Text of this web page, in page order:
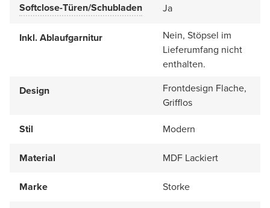
Softclose-Türen/Schubladen Ja
Inkl. Ablaufgarnitur
Nein, Stöpsel im
Lieferumfang nicht
enthalten.
Design
Frontdesign Flache,
Grifflos
Stil
Modern
Material MDF Lackiert
Marke Storke